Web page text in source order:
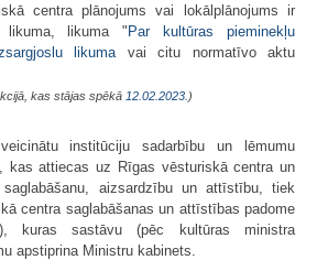
centra plānojums vai lokālplānojums ir
likuma " Par kultūras pieminekļu
likuma vai citu normatīvo aktu
kas stājas spēkā 12.02.2023. )
institūciju sadarbību un lēmumu
kas attiecas uz Rīgas vēsturiskā centra un
aizsardzību un attīstību, tiek
centra saglabāšanas un attīstības padome
kuras sastāvu (pēc kultūras ministra
apstiprina Ministru kabinets.